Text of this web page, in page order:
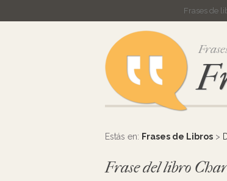
Frases de
Estás en: Frases de Libros >
Frase del libro